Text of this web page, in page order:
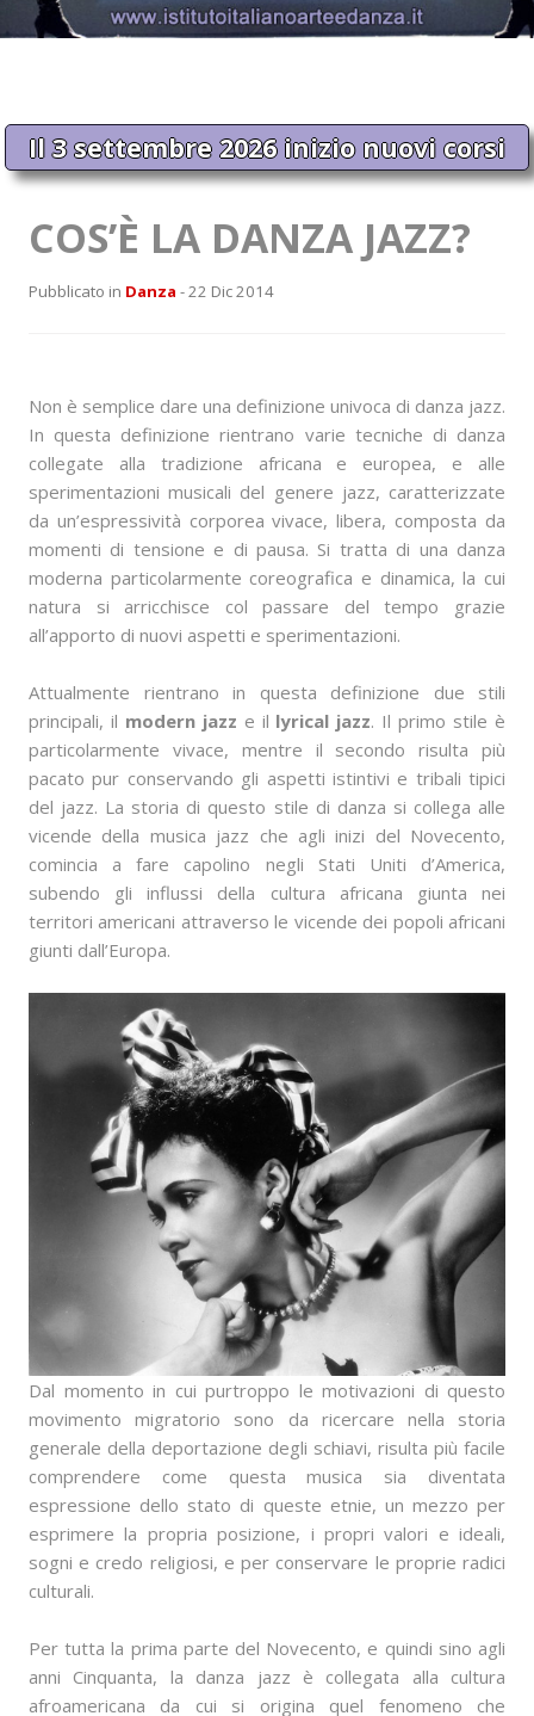
Il 3 settembre 2026 inizio nuovi corsi
COS’È LA DANZA JAZZ?
Pubblicato in Danza - 22 Dic 2014
Non è semplice dare una definizione univoca di danza jazz.
In questa definizione rientrano varie tecniche di danza
collegate alla tradizione africana e europea, e alle
sperimentazioni musicali del genere jazz, caratterizzate
da un’espressività corporea vivace, libera, composta da
momenti di tensione e di pausa. Si tratta di una danza
moderna particolarmente coreografica e dinamica, la cui
natura si arricchisce col passare del tempo grazie
all’apporto di nuovi aspetti e sperimentazioni.
Attualmente rientrano in questa definizione due stili
principali, il modern jazz e il lyrical jazz. Il primo stile è
particolarmente vivace, mentre il secondo risulta più
pacato pur conservando gli aspetti istintivi e tribali tipici
del jazz. La storia di questo stile di danza si collega alle
vicende della musica jazz che agli inizi del Novecento,
comincia a fare capolino negli Stati Uniti d’America,
subendo gli influssi della cultura africana giunta nei
territori americani attraverso le vicende dei popoli africani
giunti dall’Europa.
Dal momento in cui purtroppo le motivazioni di questo
movimento migratorio sono da ricercare nella storia
generale della deportazione degli schiavi, risulta più facile
comprendere come questa musica sia diventata
espressione dello stato di queste etnie, un mezzo per
esprimere la propria posizione, i propri valori e ideali,
sogni e credo religiosi, e per conservare le proprie radici
culturali.
Per tutta la prima parte del Novecento, e quindi sino agli
anni Cinquanta, la danza jazz è collegata alla cultura
afroamericana da cui si origina quel fenomeno che